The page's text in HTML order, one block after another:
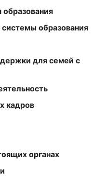
образования
образования
для семей с
кадров
органах